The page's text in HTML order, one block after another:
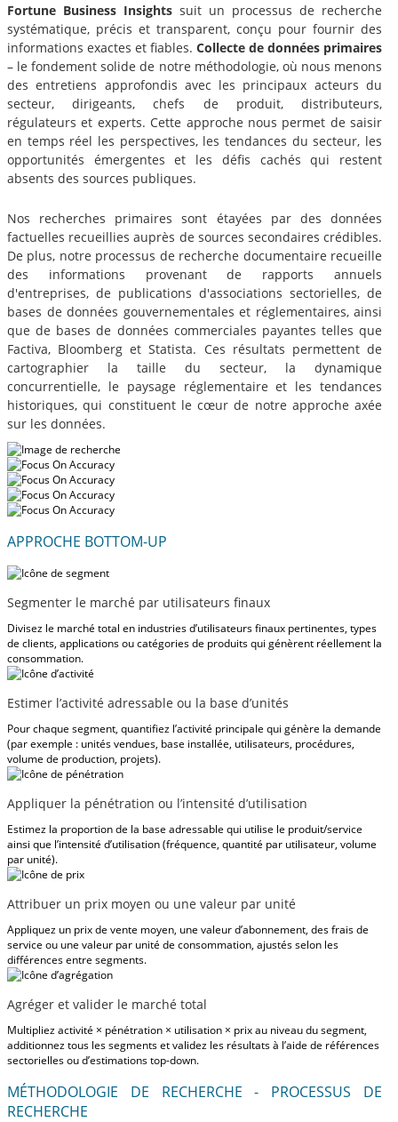
Fortune Business Insights suit un processus de recherche
systématique, précis et transparent, conçu pour fournir des
informations exactes et fiables. Collecte de données primaires
– le fondement solide de notre méthodologie, où nous menons
des entretiens approfondis avec les principaux acteurs du
secteur, dirigeants, chefs de produit, distributeurs,
régulateurs et experts. Cette approche nous permet de saisir
en temps réel les perspectives, les tendances du secteur, les
opportunités émergentes et les défis cachés qui restent
absents des sources publiques.
Nos recherches primaires sont étayées par des données
factuelles recueillies auprès de sources secondaires crédibles.
De plus, notre processus de recherche documentaire recueille
des informations provenant de rapports annuels
d'entreprises, de publications d'associations sectorielles, de
bases de données gouvernementales et réglementaires, ainsi
que de bases de données commerciales payantes telles que
Factiva, Bloomberg et Statista. Ces résultats permettent de
cartographier la taille du secteur, la dynamique
concurrentielle, le paysage réglementaire et les tendances
historiques, qui constituent le cœur de notre approche axée
sur les données.
APPROCHE BOTTOM-UP
Segmenter le marché par utilisateurs finaux
Divisez le marché total en industries d’utilisateurs finaux pertinentes, types
de clients, applications ou catégories de produits qui génèrent réellement la
consommation.
Estimer l’activité adressable ou la base d’unités
Pour chaque segment, quantifiez l’activité principale qui génère la demande
(par exemple : unités vendues, base installée, utilisateurs, procédures,
volume de production, projets).
Appliquer la pénétration ou l’intensité d’utilisation
Estimez la proportion de la base adressable qui utilise le produit/service
ainsi que l’intensité d’utilisation (fréquence, quantité par utilisateur, volume
par unité).
Attribuer un prix moyen ou une valeur par unité
Appliquez un prix de vente moyen, une valeur d’abonnement, des frais de
service ou une valeur par unité de consommation, ajustés selon les
différences entre segments.
Agréger et valider le marché total
Multipliez activité × pénétration × utilisation × prix au niveau du segment,
additionnez tous les segments et validez les résultats à l’aide de références
sectorielles ou d’estimations top-down.
MÉTHODOLOGIE DE RECHERCHE - PROCESSUS DE
RECHERCHE